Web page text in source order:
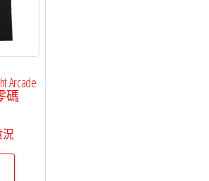
碼
況